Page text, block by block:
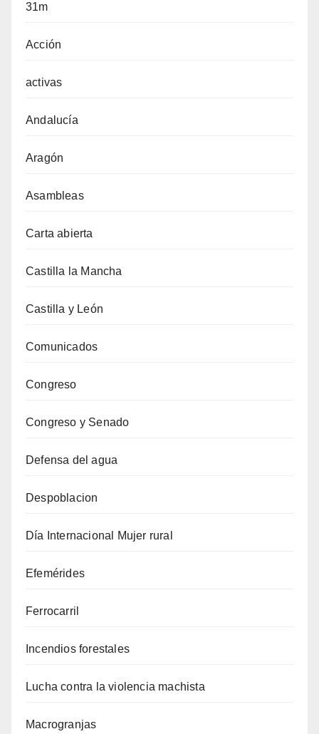
31m
Acción
activas
Andalucía
Aragón
Asambleas
Carta abierta
Castilla la Mancha
Castilla y León
Comunicados
Congreso
Congreso y Senado
Defensa del agua
Despoblacion
Día Internacional Mujer rural
Efemérides
Ferrocarril
Incendios forestales
Lucha contra la violencia machista
Macrogranjas